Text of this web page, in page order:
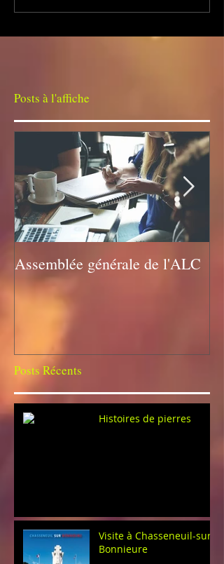
Posts à l'affiche
Assemblée générale de l'ALC
Posts Récents
Histoires de pierres
Visite à Chasseneuil-sur-
Bonnieure